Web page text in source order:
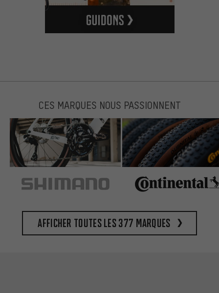
CES MARQUES NOUS PASSIONNENT
Afficher toutes les 377 marques